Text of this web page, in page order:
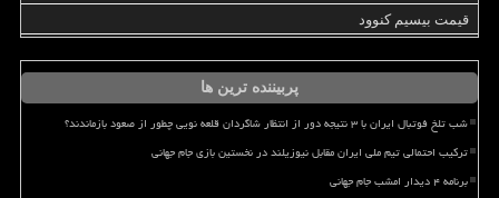
قیمت بیسیم کنوود
پربیننده ترین ها
شب تلخ فوتبال ایران با ۳ نتیجه دور از انتظار شاگردان قلعه نویی چطور از صعود بازماندند؟
ترکیب احتمالی تیم ملی ایران مقابل نیوزیلند در نخستین بازی جام جهانی
برنامه ۴ دیدار امشب جام جهانی